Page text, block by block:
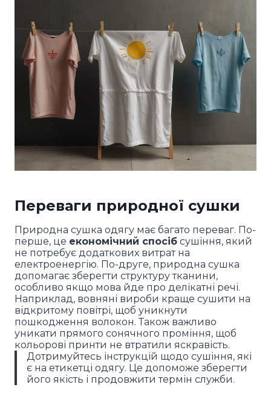
Переваги природної сушки
Природна сушка одягу має багато переваг. По-
перше, це економічний спосіб сушіння, який
не потребує додаткових витрат на
електроенергію. По-друге, природна сушка
допомагає зберегти структуру тканини,
особливо якщо мова йде про делікатні речі.
Наприклад, вовняні вироби краще сушити на
відкритому повітрі, щоб уникнути
пошкодження волокон. Також важливо
уникати прямого сонячного проміння, щоб
кольорові принти не втратили яскравість.
Дотримуйтесь інструкцій щодо сушіння, які
є на етикетці одягу. Це допоможе зберегти
його якість і продовжити термін служби.